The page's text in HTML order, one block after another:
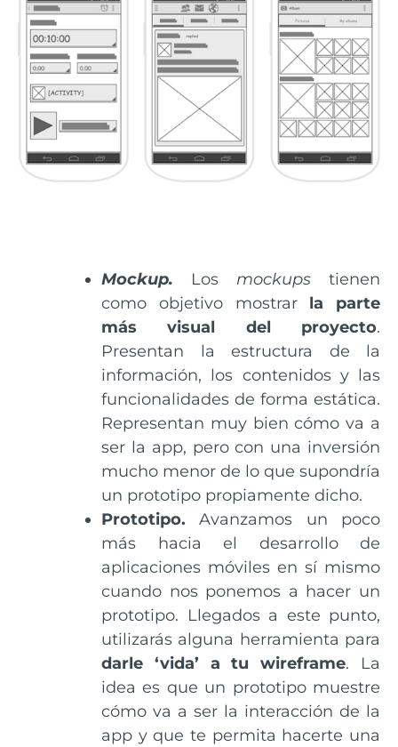
Mockup. Los mockups tienen
como objetivo mostrar la parte
más visual del proyecto.
Presentan la estructura de la
información, los contenidos y las
funcionalidades de forma estática.
Representan muy bien cómo va a
ser la app, pero con una inversión
mucho menor de lo que supondría
un prototipo propiamente dicho.
Prototipo.Avanzamos un poco
más hacia el desarrollo de
aplicaciones móviles en sí mismo
cuando nos ponemos a hacer un
prototipo. Llegados a este punto,
utilizarás alguna herramienta para
darle ‘vida’ a tu wireframe. La
idea es que un prototipo muestre
cómo va a ser la interacción de la
app y que te permita hacerte una